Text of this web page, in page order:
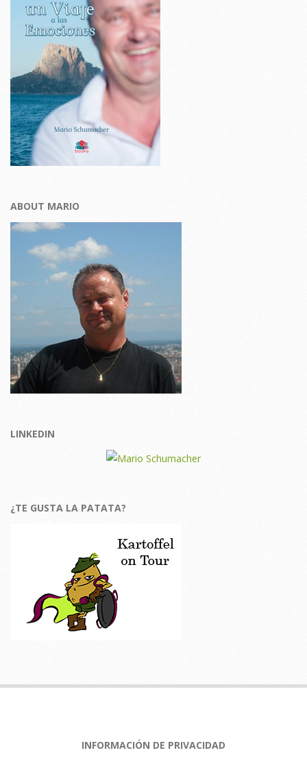
ABOUT MARIO
LINKEDIN
¿TE GUSTA LA PATATA?
INFORMACIÓN DE PRIVACIDAD